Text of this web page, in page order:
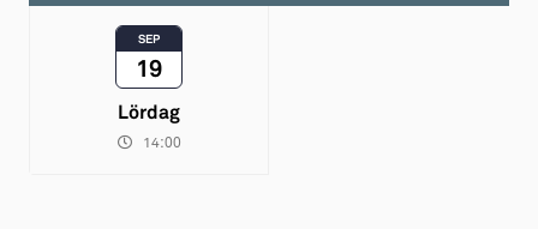
SEP
19
Lördag
14:00